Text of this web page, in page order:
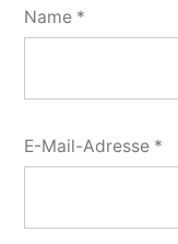
Name *
E-Mail-Adresse *